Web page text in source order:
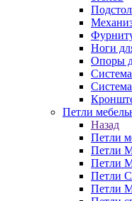
Ноги
Опоры
Петли
Назад
Петли
Петли
Петли
Петли
Петли